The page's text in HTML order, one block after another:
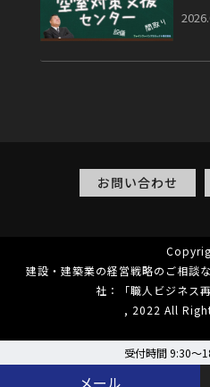
受付時間 9:30～
お問い合わせ
建設・建築業の経営戦略のご相談
社：「職人ビジネス
, 2022 All